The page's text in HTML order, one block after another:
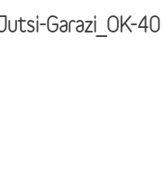
Garazi_OK-40